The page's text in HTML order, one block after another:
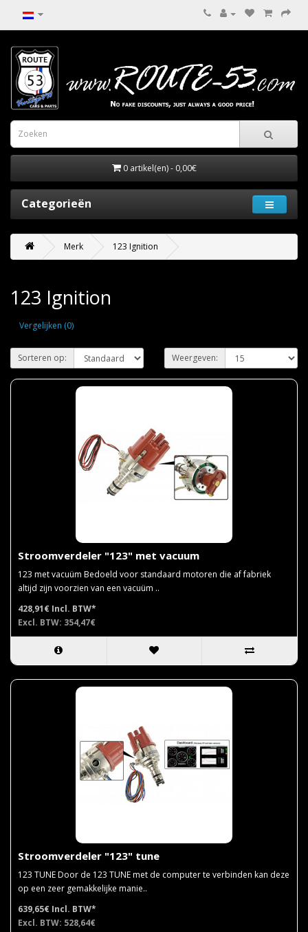
0 artikel(en) - 0,00€
Categorieën
Merk 123 Ignition
123 Ignition
Vergelijken (0)
Sorteren op: Weergeven:
Stroomverdeler "123" met vacuum
123 met vacuüm Bedoeld voor standaard motoren die af fabriek
altijd zijn voorzien van een vacuüm ..
428,91€ Incl. BTW*
Excl. BTW: 354,47€
Stroomverdeler "123" tune
123 TUNE Door de 123 TUNE met de computer te verbinden kan deze
op een zeer gemakkelijke manie..
639,65€ Incl. BTW*
Excl. BTW: 528,64€